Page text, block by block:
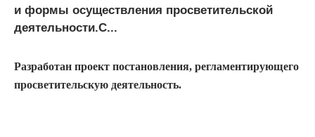
и формы осуществления просветительской
деятельности.С...
Разработан проект постановления, регламентирующего
просветительскую деятельность.